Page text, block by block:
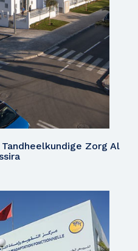
Zorg Al